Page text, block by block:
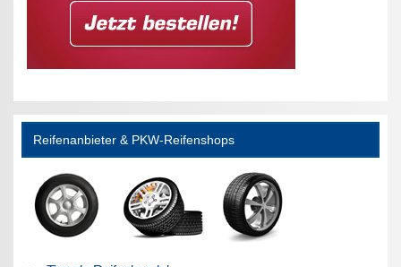
Reifenanbieter & PKW-Reifenshops